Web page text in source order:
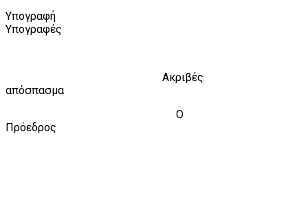
Υπογραφή
Υπογραφές
Ακριβές
απόσπασμα
Ο
Πρόεδρος